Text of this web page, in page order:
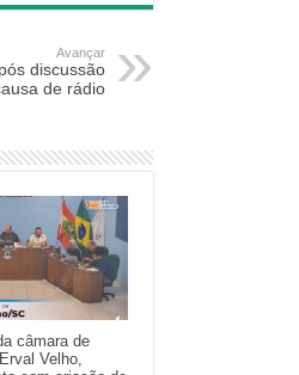
Avançar
discussão
de rádio
câmara de
Velho,